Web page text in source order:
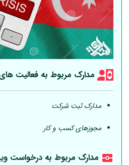
مدارک مربوط به فعالیت
مدارک ثبت شرکت
مجوزهای کسب و کار
مدارک مربوط به درخواست